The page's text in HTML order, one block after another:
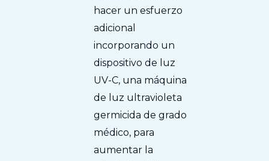
hacer un esfuerzo
adicional
incorporando un
dispositivo de luz
UV-C, una máquina
de luz ultravioleta
germicida de grado
médico, para
aumentar la